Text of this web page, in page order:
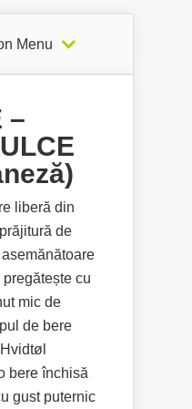
Menu
–
liberă din
de
cu
mic de
de bere
bere închisă
gust puternic